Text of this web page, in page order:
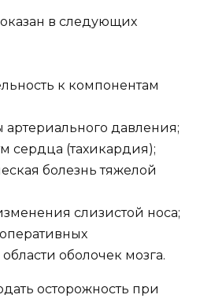
в следующих
к компонентам
давления;
сердца (тахикардия);
болезнь тяжелой
слизистой носа;
оболочек мозга.
осторожность при